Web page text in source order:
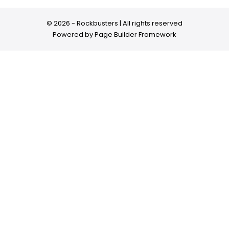
© 2026 - Rockbusters | All rights reserved
Powered byPage Builder Framework